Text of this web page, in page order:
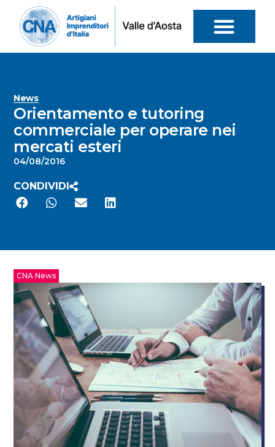
News
Orientamento e tutoring
commerciale per operare nei
mercati esteri
04/08/2016
CONDIVIDI
CNA News